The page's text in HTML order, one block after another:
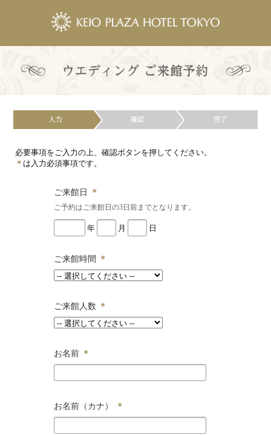
必要事項をご入力の上、確認ボタンを押してください。
＊ は入力必須事項です。
ご来館日 ＊
ご予約はご来館日の3日前までとなります。
年 月 日
ご来館時間 ＊
ご来館人数 ＊
お名前 ＊
お名前（カナ） ＊